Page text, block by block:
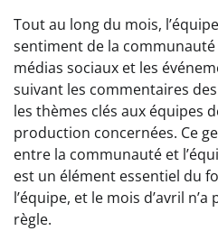
Tout au long du mois,
sentiment de la
médias sociaux et les
suivant les commentaires
les thèmes clés aux équipes
production concernées. Ce
entre la communauté et
est un élément essentiel du
l’équipe, et le mois d’avril
règle.